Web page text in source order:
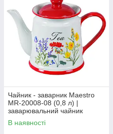
Чайник - заварник Maestro
MR-20008-08 (0,8 л) |
заварювальний чайник
Маестро | керамічний чайник
Маестро
В наявності